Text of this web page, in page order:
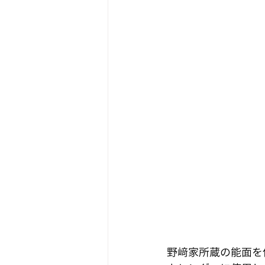
野﨑家所蔵の能面を